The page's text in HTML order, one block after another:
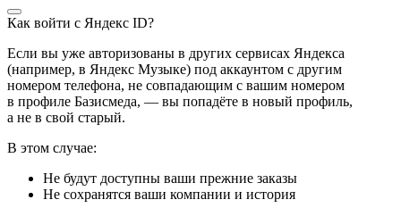
Как войти с Яндекс ID?
Если вы уже авторизованы в других сервисах Яндекса
(например, в Яндекс Музыке) под аккаунтом с другим
номером телефона, не совпадающим с вашим номером
в профиле Базисмеда, — вы попадёте в новый профиль,
а не в свой старый.
В этом случае:
Не будут доступны ваши прежние заказы
Не сохранятся ваши компании и история